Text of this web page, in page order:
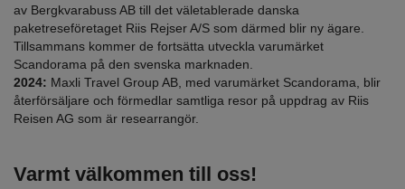
av Bergkvarabuss AB till det väletablerade danska
paketreseföretaget Riis Rejser A/S som därmed blir ny ägare.
Tillsammans kommer de fortsätta utveckla varumärket
Scandorama på den svenska marknaden.
2024: Maxli Travel Group AB, med varumärket Scandorama, blir
återförsäljare och förmedlar samtliga resor på uppdrag av Riis
Reisen AG som är researrangör.
Varmt välkommen till oss!